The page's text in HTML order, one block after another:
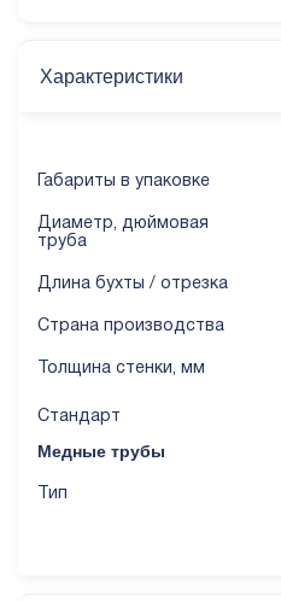
Характеристики
Габариты в упаковке
Диаметр, дюймовая
труба
Длина бухты / отрезка
Страна производства
Толщина стенки, мм
Стандарт
Медные трубы
Тип